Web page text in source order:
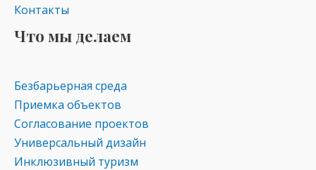
Контакты
Что мы делаем
Безбарьерная среда
Приемка объектов
Согласование проектов
Универсальный дизайн
Инклюзивный туризм